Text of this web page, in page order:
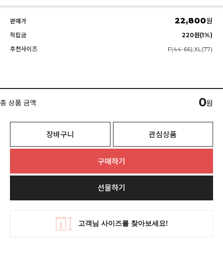
판매가 22,800원
적립금
220원(1%)
추천사이즈
F(44-66),XL(77)
총 상품 금액 0원
장바구니 관심상품
구매하기
선물하기